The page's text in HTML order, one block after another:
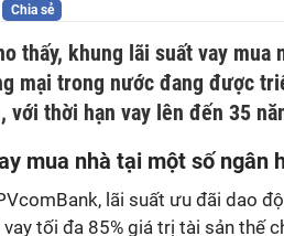
Chia sẻ
thấy, khung lãi suất vay
mại trong nước đang được
với thời hạn vay lên đến 35
mua nhà tại một số ngân
lãi suất ưu đãi dao
vay tối đa 85% giá trị tài sản thế